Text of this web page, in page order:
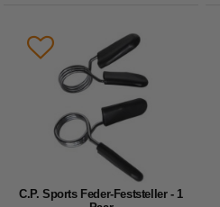
C.P. Sports Feder-Feststeller - 1